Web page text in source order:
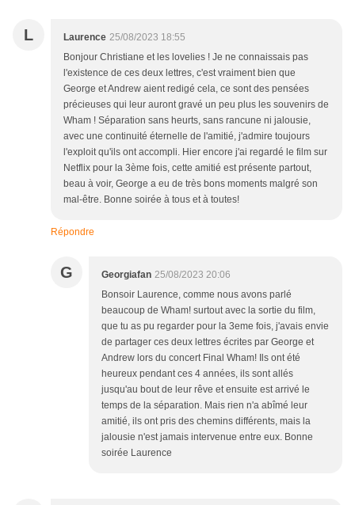
L Laurence 25/08/2023 18:55
Bonjour Christiane et les lovelies ! Je ne connaissais pas
l'existence de ces deux lettres, c'est vraiment bien que
George et Andrew aient redigé cela, ce sont des pensées
précieuses qui leur auront gravé un peu plus les souvenirs de
Wham ! Séparation sans heurts, sans rancune ni jalousie,
avec une continuité éternelle de l'amitié, j'admire toujours
l'exploit qu'ils ont accompli. Hier encore j'ai regardé le film sur
Netflix pour la 3ème fois, cette amitié est présente partout,
beau à voir, George a eu de très bons moments malgré son
mal-être. Bonne soirée à tous et à toutes!
Répondre
G Georgiafan 25/08/2023 20:06
Bonsoir Laurence, comme nous avons parlé
beaucoup de Wham! surtout avec la sortie du film,
que tu as pu regarder pour la 3eme fois, j'avais envie
de partager ces deux lettres écrites par George et
Andrew lors du concert Final Wham! Ils ont été
heureux pendant ces 4 années, ils sont allés
jusqu'au bout de leur rêve et ensuite est arrivé le
temps de la séparation. Mais rien n'a abîmé leur
amitié, ils ont pris des chemins différents, mais la
jalousie n'est jamais intervenue entre eux. Bonne
soirée Laurence